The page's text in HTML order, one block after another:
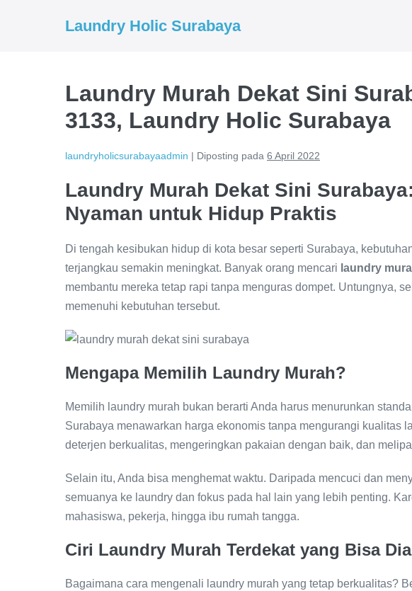
Laundry Holic Surabaya
Laundry Murah Dekat Sini
3133, Laundry Holic Surabaya
laundryholicsurabayaadmin | Diposting pada 6 April 2022
Laundry Murah Dekat Sini
Nyaman untuk Hidup Praktis
Di tengah kesibukan hidup di kota besar seperti Surabaya,
terjangkau semakin meningkat. Banyak orang mencari laundry
membantu mereka tetap rapi tanpa menguras dompet. Untungnya,
memenuhi kebutuhan tersebut.
Mengapa Memilih Laundry Murah?
Memilih laundry murah bukan berarti Anda harus menurunkan
Surabaya menawarkan harga ekonomis tanpa mengurangi kualitas
deterjen berkualitas, mengeringkan pakaian dengan baik, dan
Selain itu, Anda bisa menghemat waktu. Daripada mencuci dan
semuanya ke laundry dan fokus pada hal lain yang lebih penting.
mahasiswa, pekerja, hingga ibu rumah tangga.
Ciri Laundry Murah Terdekat yang Bisa
Bagaimana cara mengenali laundry murah yang tetap berkualitas?